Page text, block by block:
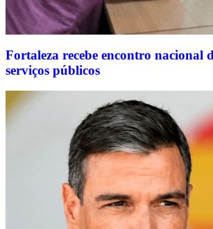
Fortaleza recebe encontro nacional
serviços públicos